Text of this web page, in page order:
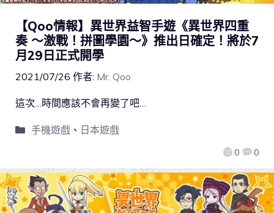
【Qoo情報】異世界益智手遊《異世界四重
奏 ～激戰！拼圖學園～》推出日確定！將於7
月29日正式開學
2021/07/26 作者: Mr. Qoo
0 0
這次…時間應該不會再變了吧…
手機遊戲、 日本遊戲